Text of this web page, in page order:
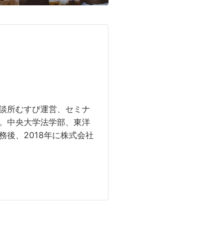
所むすび運営、セミナ
中央大学法学部、東洋
後、2018年に株式会社